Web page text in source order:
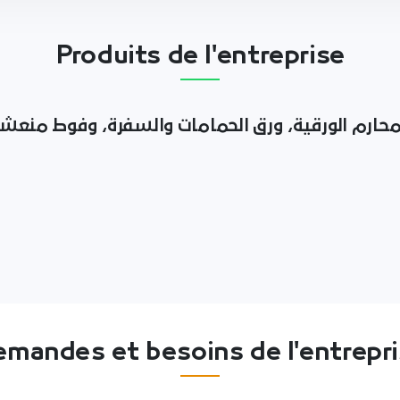
Produits de l'entreprise
الورقية، ورق الحمامات والسفرة، وفوط
et besoins de